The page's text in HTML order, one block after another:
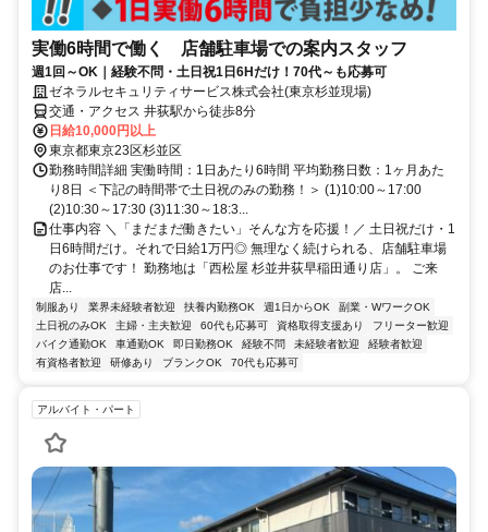
実働6時間で働く 店舗駐車場での案内スタッフ
週1回～OK｜経験不問・土日祝1日6Hだけ！70代～も応募可
ゼネラルセキュリティサービス株式会社(東京杉並現場)
交通・アクセス 井荻駅から徒歩8分
日給10,000円以上
東京都東京23区杉並区
勤務時間詳細 実働時間：1日あたり6時間 平均勤務日数：1ヶ月あた
り8日 ＜下記の時間帯で土日祝のみの勤務！＞ (1)10:00～17:00
(2)10:30～17:30 (3)11:30～18:3...
仕事内容 ＼「まだまだ働きたい」そんな方を応援！／ 土日祝だけ・1
日6時間だけ。それで日給1万円◎ 無理なく続けられる、店舗駐車場
のお仕事です！ 勤務地は「西松屋 杉並井荻早稲田通り店」。 ご来
店...
制服あり 業界未経験者歓迎 扶養内勤務OK 週1日からOK
副業・WワークOK
土日祝のみOK
主婦・主夫歓迎 60代も応募可 資格取得支援あり
フリーター歓迎
バイク通勤OK
車通勤OK 即日勤務OK 経験不問 未経験者歓迎
経験者歓迎
有資格者歓迎
研修あり ブランクOK 70代も応募可
アルバイト・パート